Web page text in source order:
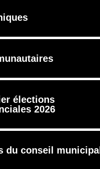
élections
2026
du conseil municipal